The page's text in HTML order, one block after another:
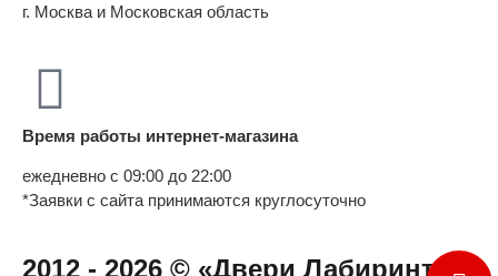
г. Москва и Московская область
Время работы интернет-магазина
ежедневно с 09:00 до 22:00
*Заявки с сайта принимаются круглосуточно
2012 - 2026 © «Двери Лабиринт» -